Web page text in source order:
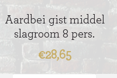
Aardbei gist middel
slagroom 8 pers.
€28,65